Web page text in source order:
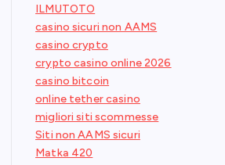
ILMUTOTO
casino sicuri non AAMS
casino crypto
crypto casino online 2026
casino bitcoin
online tether casino
migliori siti scommesse
Siti non AAMS sicuri
Matka 420